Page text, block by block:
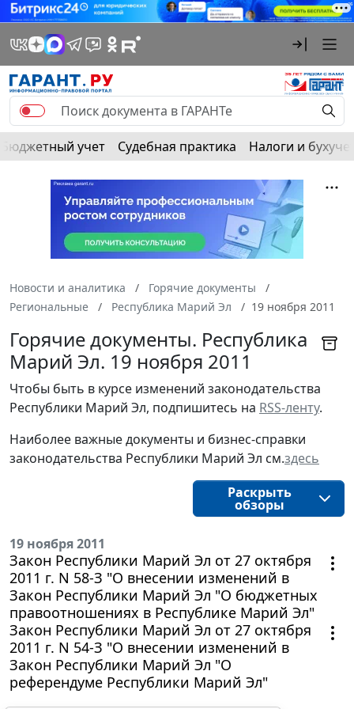
Бюджетный учет Судебная практика Налоги и
Новости и аналитика
Горячие документы
Региональные
Республика Марий Эл 19 ноября 2011
Горячие документы. Республика
Марий Эл. 19 ноября 2011
Чтобы быть в курсе изменений законодательства
Республики Марий Эл, подпишитесь на RSS-ленту.
Наиболее важные документы и бизнес-справки
законодательства Республики Марий Эл см.здесь
Раскрыть
обзоры
19 ноября 2011
Закон Республики Марий Эл от 27 октября
2011 г. N 58-З "О внесении изменений в
Закон Республики Марий Эл "О бюджетных
правоотношениях в Республике Марий Эл"
Закон Республики Марий Эл от 27 октября
2011 г. N 54-З "О внесении изменений в
Закон Республики Марий Эл "О
референдуме Республики Марий Эл"